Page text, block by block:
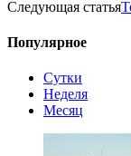
Следующая статья
Популярное
Сутки
Неделя
Месяц